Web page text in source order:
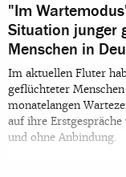
"Im
Situation junger
Menschen in
Im aktuellen Fluter
geflüchteter
monatelangen
auf ihre
und ohne Anbindung.